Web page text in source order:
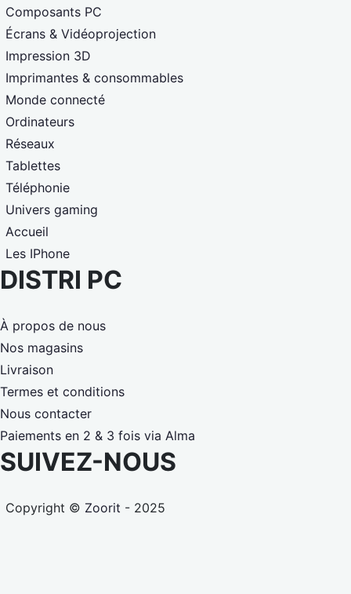
Composants PC
Écrans & Vidéoprojection
Impression 3D
Imprimantes & consommables
Monde connecté
Ordinateurs
Réseaux
Tablettes
Téléphonie
Univers gaming
Accueil
Les IPhone
DISTRI PC
À propos de nous
Nos magasins
Livraison
Termes et conditions
Nous contacter
Paiements en 2 & 3 fois via Alma
SUIVEZ-NOUS
Copyright © Zoorit - 2025